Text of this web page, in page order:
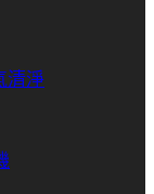
清淨